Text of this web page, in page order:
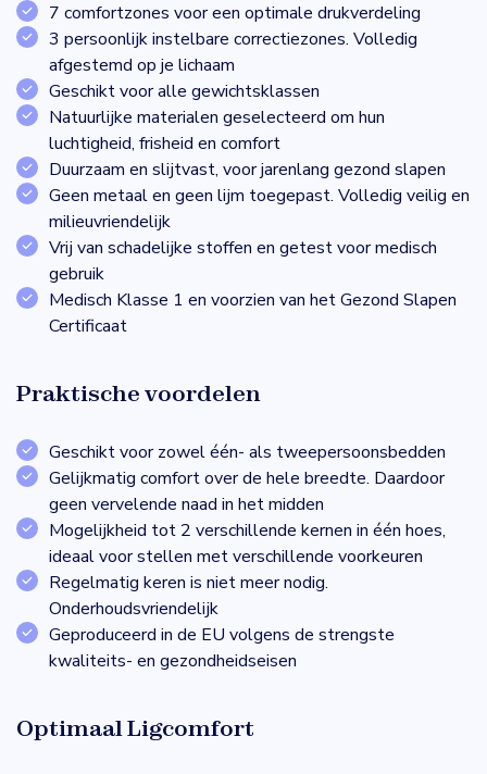
7 comfortzones voor een optimale drukverdeling
3 persoonlijk instelbare correctiezones. Volledig
afgestemd op je lichaam
Geschikt voor alle gewichtsklassen
Natuurlijke materialen geselecteerd om hun
luchtigheid, frisheid en comfort
Duurzaam en slijtvast, voor jarenlang gezond slapen
Geen metaal en geen lijm toegepast. Volledig veilig en
milieuvriendelijk
Vrij van schadelijke stoffen en getest voor medisch
gebruik
Medisch Klasse 1 en voorzien van het Gezond Slapen
Certificaat
Praktische voordelen
Geschikt voor zowel één- als tweepersoonsbedden
Gelijkmatig comfort over de hele breedte. Daardoor
geen vervelende naad in het midden
Mogelijkheid tot 2 verschillende kernen in één hoes,
ideaal voor stellen met verschillende voorkeuren
Regelmatig keren is niet meer nodig.
Onderhoudsvriendelijk
Geproduceerd in de EU volgens de strengste
kwaliteits- en gezondheidseisen
Optimaal Ligcomfort